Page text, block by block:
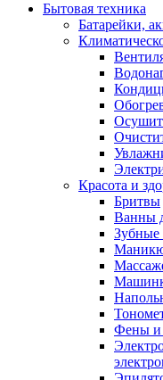
Бытовая техника
Батарейки,
Красота и
Бритвы
Ванны
Зубные
Фены и